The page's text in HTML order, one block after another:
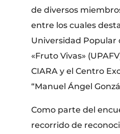
de diversos
entre los cuales
Universidad Popular
«Fruto Vivas»
CIARA y el Centro
“Manuel Ángel
Como parte del
recorrido de